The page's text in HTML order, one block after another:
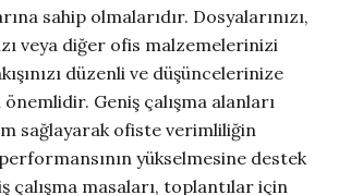
sahip olmalarıdır. Dosyalarınızı,
veya diğer ofis malzemelerinizi
düzenli ve düşüncelerinize
Geniş çalışma alanları
sağlayarak ofiste verimliliğin
yükselmesine destek
çalışma masaları, toplantılar için